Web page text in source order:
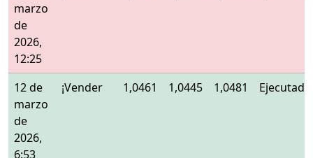
marzo
de
2026,
12:25
12 de
marzo
de
2026,
6:53
¡Vender 1,0461 1,0445 1,0481 Ejecutado